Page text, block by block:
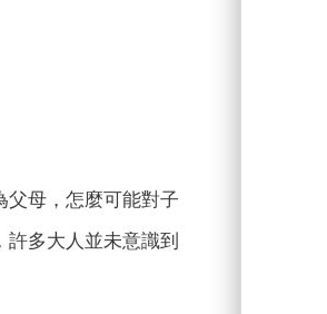
父母，怎麼可能對子
多大人並未意識到